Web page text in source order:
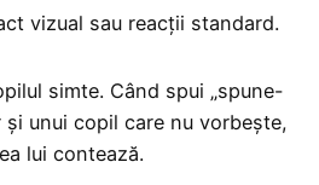
vizual sau reacții standard.
simte. Când spui „spune-
și unui copil care nu vorbește,
lui contează.